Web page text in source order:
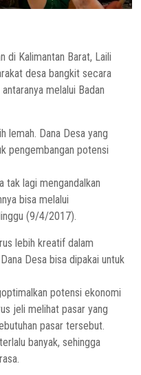
di Kalimantan Barat, Laili
desa bangkit secara
melalui Badan
lemah. Dana Desa yang
pengembangan potensi
tak lagi mengandalkan
bisa melalui
(9/4/2017).
lebih kreatif dalam
Desa bisa dipakai untuk
potensi ekonomi
jeli melihat pasar yang
pasar tersebut.
banyak, sehingga